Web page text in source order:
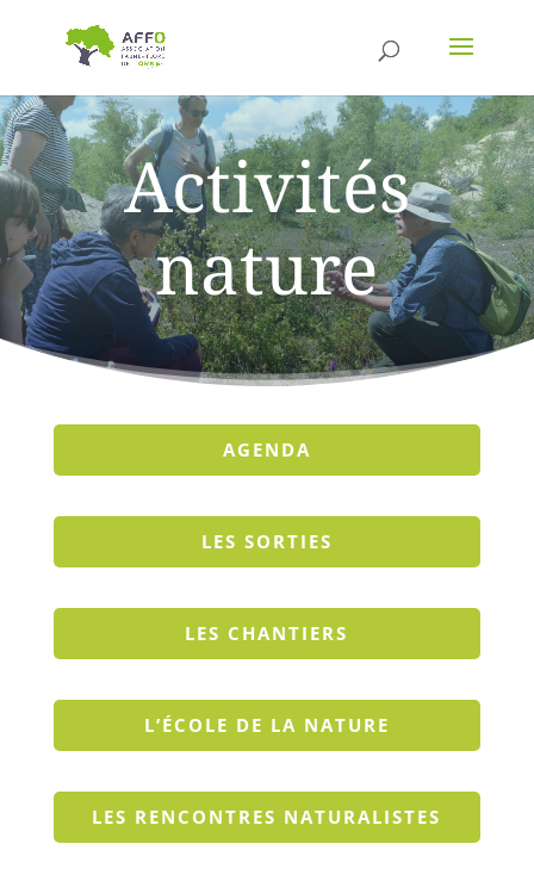
Activités
nature
AGENDA
LES SORTIES
LES CHANTIERS
L’ÉCOLE DE LA NATURE
LES RENCONTRES NATURALISTES